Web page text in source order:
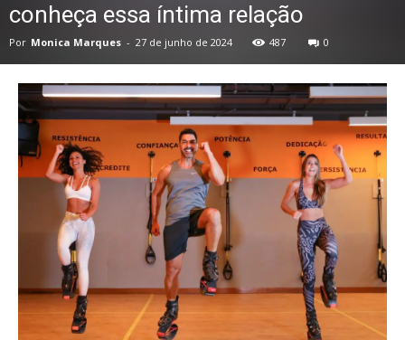
conheça essa íntima relação
Por Monica Marques - 27 de junho de 2024 487 0